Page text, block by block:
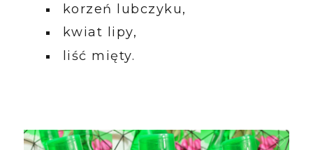
korzeń lubczyku,
kwiat lipy,
liść mięty.